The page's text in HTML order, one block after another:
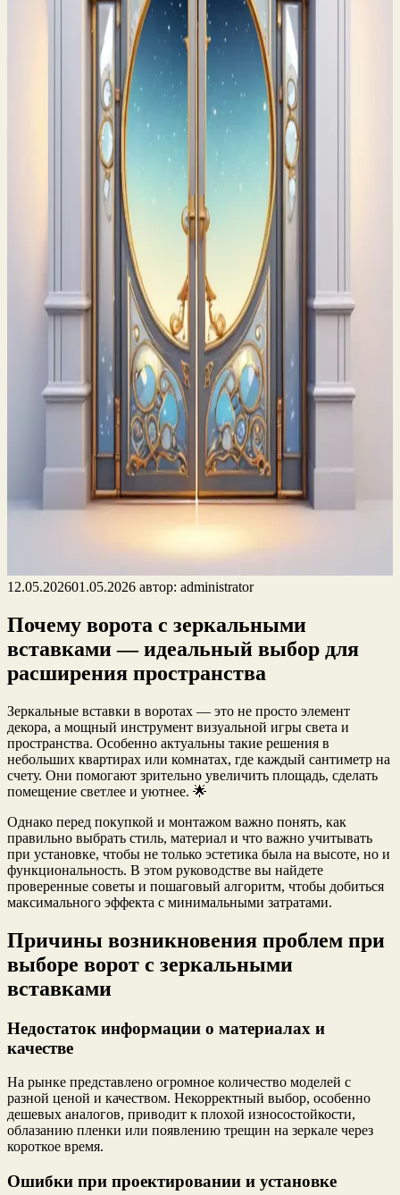
12.05.202601.05.2026 автор: administrator
Почему ворота с зеркальными
вставками — идеальный выбор для
расширения пространства
Зеркальные вставки в воротах — это не просто элемент
декора, а мощный инструмент визуальной игры света и
пространства. Особенно актуальны такие решения в
небольших квартирах или комнатах, где каждый сантиметр на
счету. Они помогают зрительно увеличить площадь, сделать
помещение светлее и уютнее. 🌟
Однако перед покупкой и монтажом важно понять, как
правильно выбрать стиль, материал и что важно учитывать
при установке, чтобы не только эстетика была на высоте, но и
функциональность. В этом руководстве вы найдете
проверенные советы и пошаговый алгоритм, чтобы добиться
максимального эффекта с минимальными затратами.
Причины возникновения проблем при
выборе ворот с зеркальными
вставками
Недостаток информации о материалах и
качестве
На рынке представлено огромное количество моделей с
разной ценой и качеством. Некорректный выбор, особенно
дешевых аналогов, приводит к плохой износостойкости,
облазанию пленки или появлению трещин на зеркале через
короткое время.
Ошибки при проектировании и установке